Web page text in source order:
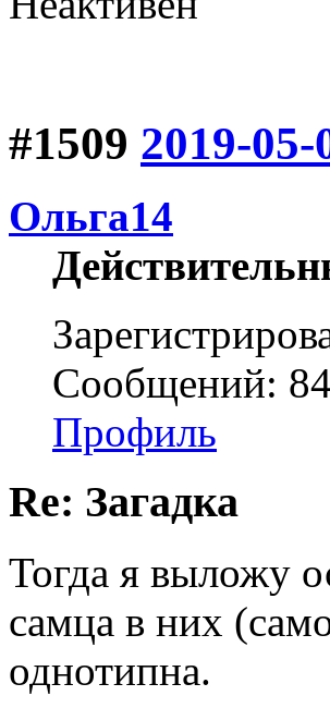
#1509 2019-
Ольга14
Сообщений:
Профиль
Re: Загадка
Тогда я выложу
самца в них
однотипна.